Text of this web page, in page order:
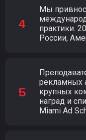
Мы
практики.
России,
рекламных
крупных
наград и
Miami Ad